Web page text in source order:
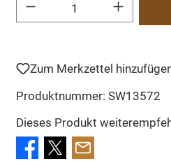
Zum Merkzettel
Produktnummer: SW13572
Dieses Produkt